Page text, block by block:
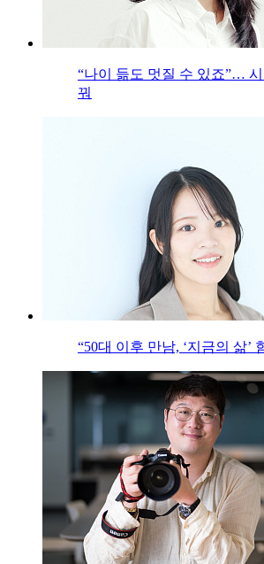
“나이 듦도 멋질 수 있죠”…
꿔
“50대 이후 만남, ‘지금의 삶’